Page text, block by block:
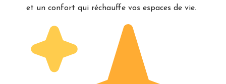
et un confort qui réchauffe vos espaces de vie.